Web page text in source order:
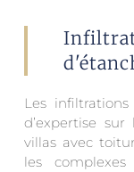
Les
d’expertise
villas avec
les